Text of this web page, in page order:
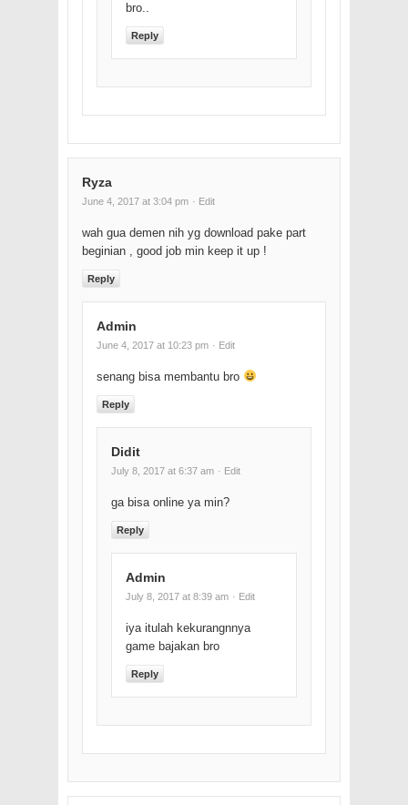
bro..
Reply
Ryza
June 4, 2017 at 3:04 pm · Edit
wah gua demen nih yg download pake part
beginian , good job min keep it up !
Reply
Admin
June 4, 2017 at 10:23 pm · Edit
senang bisa membantu bro
Reply
Didit
July 8, 2017 at 6:37 am · Edit
ga bisa online ya min?
Reply
Admin
July 8, 2017 at 8:39 am · Edit
iya itulah kekurangnnya
game bajakan bro
Reply